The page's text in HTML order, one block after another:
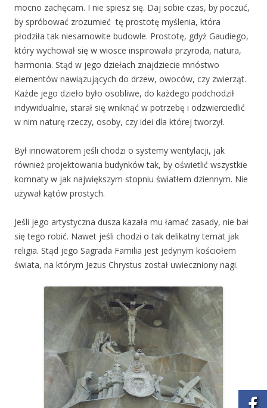
mocno zachęcam. I nie spiesz się. Daj sobie czas, by poczuć,
by spróbować zrozumieć tę prostotę myślenia, która
płodziła tak niesamowite budowle. Prostotę, gdyż Gaudiego,
który wychował się w wiosce inspirowała przyroda, natura,
harmonia. Stąd w jego dziełach znajdziecie mnóstwo
elementów nawiązujących do drzew, owoców, czy zwierząt.
Każde jego dzieło było osobliwe, do każdego podchodził
indywidualnie, starał się wniknąć w potrzebę i odzwierciedlić
w nim naturę rzeczy, osoby, czy idei dla której tworzył.
Był innowatorem jeśli chodzi o systemy wentylacji, jak
również projektowania budynków tak, by oświetlić wszystkie
komnaty w jak największym stopniu światłem dziennym. Nie
używał kątów prostych.
Jeśli jego artystyczna dusza kazała mu łamać zasady, nie bał
się tego robić. Nawet jeśli chodzi o tak delikatny temat jak
religia. Stąd jego Sagrada Familia jest jedynym kościołem
świata, na którym Jezus Chrystus został uwieczniony nagi.